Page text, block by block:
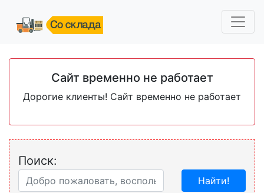
Сайт временно не работает
Дорогие клиенты! Сайт временно не работает
Поиск:
Найти!